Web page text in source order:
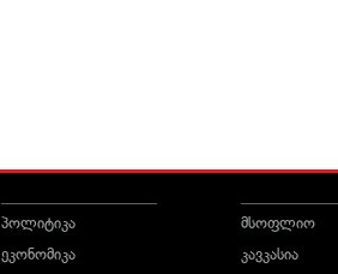
პოლიტიკა
ეკონომიკა
მსოფლიო
კავკასია